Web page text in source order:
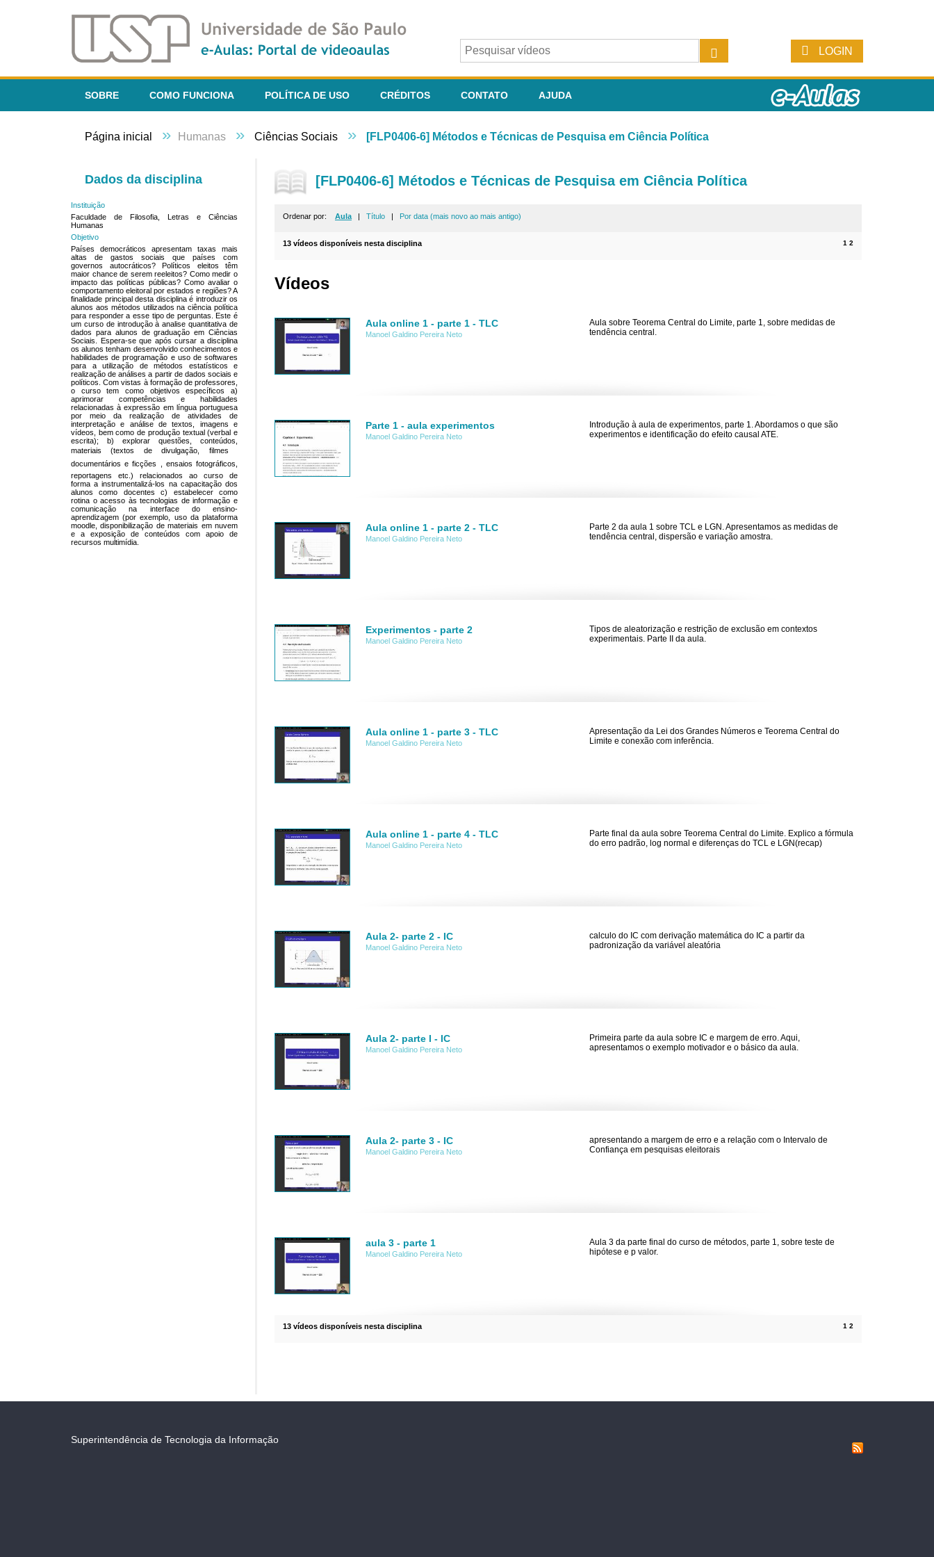
LOGIN
SOBRE COMO FUNCIONA POLÍTICA DE USO CRÉDITOS CONTATO AJUDA
Página inicial » Humanas » Ciências Sociais » [FLP0406-6] Métodos e Técnicas de Pesquisa em Ciência Política
Dados da disciplina
Instituição
Faculdade de Filosofia, Letras e Ciências
Humanas
Objetivo
Países democráticos apresentam taxas mais
altas de gastos sociais que países com
governos autocráticos? Políticos eleitos têm
maior chance de serem reeleitos? Como medir o
impacto das políticas públicas? Como avaliar o
comportamento eleitoral por estados e regiões? A
finalidade principal desta disciplina é introduzir os
alunos aos métodos utilizados na ciência política
para responder a esse tipo de perguntas. Este é
um curso de introdução à analise quantitativa de
dados para alunos de graduação em Ciências
Sociais. Espera-se que após cursar a disciplina
os alunos tenham desenvolvido conhecimentos e
habilidades de programação e uso de softwares
para a utilização de métodos estatísticos e
realização de análises a partir de dados sociais e
políticos. Com vistas à formação de professores,
o curso tem como objetivos específicos a)
aprimorar competências e habilidades
relacionadas à expressão em língua portuguesa
por meio da realização de atividades de
interpretação e análise de textos, imagens e
vídeos, bem como de produção textual (verbal e
escrita); b) explorar questões, conteúdos,
materiais (textos de divulgação, filmes 
documentários e ficções , ensaios fotográficos,
reportagens etc.) relacionados ao curso de
forma a instrumentalizá-los na capacitação dos
alunos como docentes c) estabelecer como
rotina o acesso às tecnologias de informação e
comunicação na interface do ensino-
aprendizagem (por exemplo, uso da plataforma
moodle, disponibilização de materiais em nuvem
e a exposição de conteúdos com apoio de
recursos multimídia.
[FLP0406-6] Métodos e Técnicas de Pesquisa em Ciência Política
Ordenar por: Aula | Título | Por data (mais novo ao mais antigo)
1 2
13 vídeos disponíveis nesta disciplina
Vídeos
Aula online 1 - parte 1 - TLC
Manoel Galdino Pereira Neto
Aula sobre Teorema Central do Limite, parte 1, sobre medidas de
tendência central.
Parte 1 - aula experimentos
Manoel Galdino Pereira Neto
Introdução à aula de experimentos, parte 1. Abordamos o que são
experimentos e identificação do efeito causal ATE.
Aula online 1 - parte 2 - TLC
Manoel Galdino Pereira Neto
Parte 2 da aula 1 sobre TCL e LGN. Apresentamos as medidas de
tendência central, dispersão e variação amostra.
Experimentos - parte 2
Manoel Galdino Pereira Neto
Tipos de aleatorização e restrição de exclusão em contextos
experimentais. Parte II da aula.
Aula online 1 - parte 3 - TLC
Manoel Galdino Pereira Neto
Apresentação da Lei dos Grandes Números e Teorema Central do
Limite e conexão com inferência.
Aula online 1 - parte 4 - TLC
Manoel Galdino Pereira Neto
Parte final da aula sobre Teorema Central do Limite. Explico a fórmula
do erro padrão, log normal e diferenças do TCL e LGN(recap)
Aula 2- parte 2 - IC
Manoel Galdino Pereira Neto
calculo do IC com derivação matemática do IC a partir da
padronização da variável aleatória
Aula 2- parte I - IC
Manoel Galdino Pereira Neto
Primeira parte da aula sobre IC e margem de erro. Aqui,
apresentamos o exemplo motivador e o básico da aula.
Aula 2- parte 3 - IC
Manoel Galdino Pereira Neto
apresentando a margem de erro e a relação com o Intervalo de
Confiança em pesquisas eleitorais
aula 3 - parte 1
Manoel Galdino Pereira Neto
Aula 3 da parte final do curso de métodos, parte 1, sobre teste de
hipótese e p valor.
1 2
13 vídeos disponíveis nesta disciplina
Superintendência de Tecnologia da Informação